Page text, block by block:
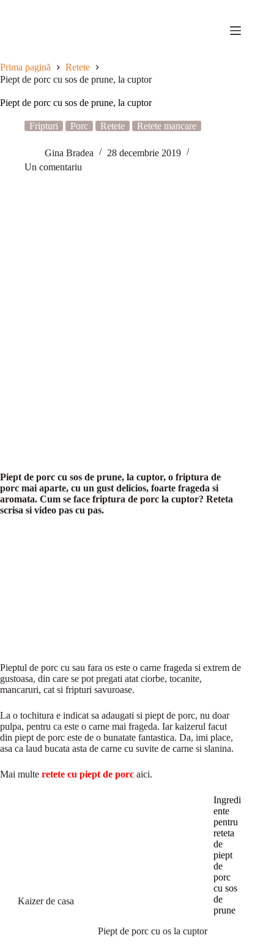
Prima pagină
Retete
Piept de porc cu sos de prune, la cuptor
Piept de porc cu sos de prune, la cuptor
Fripturi Porc Retete Retete mancare
Gina Bradea
28 decembrie 2019
Un comentariu
Piept de porc cu sos de prune, la cuptor, o friptura de
porc mai aparte, cu un gust delicios, foarte frageda si
aromata. Cum se face friptura de porc la cuptor? Reteta
scrisa si video pas cu pas.
Pieptul de porc cu sau fara os este o carne frageda si extrem de
gustoasa, din care se pot pregati atat ciorbe, tocanite,
mancaruri, cat si fripturi savuroase.
La o tochitura e indicat sa adaugati si piept de porc, nu doar
pulpa, pentru ca este o carne mai frageda. Iar kaizerul facut
din piept de porc este de o bunatate fantastica. Da, imi place,
asa ca laud bucata asta de carne cu suvite de carne si slanina.
Mai multe retete cu piept de porc aici.
Kaizer de casa
Piept de porc cu os la cuptor
Ingredi
ente
pentru
reteta
de
piept
de
porc
cu sos
de
prune